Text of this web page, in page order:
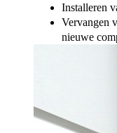
Installeren
Vervangen
nieuwe